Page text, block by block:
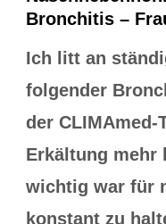
Bronchitis –
Ich litt an
folgender
der CLIMAmed-
Erkältung mehr
wichtig war für
konstant zu